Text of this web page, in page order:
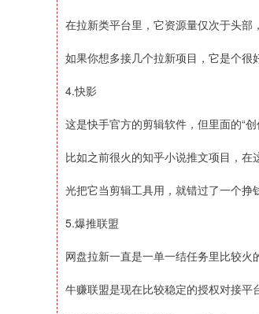
在拉新类平台里，它资源量仅次于头部
如果你想多接几个拉新项目，它是个很
4.快影
这是快手官方的剪辑软件，但里面的“
比如之前很火的知乎小说推文项目，在
光把它当剪辑工具用，就错过了一个挣
5.爆推联盟
网盘拉新一直是一单一结任务里比较火
牛赚联盟是现在比较稳定的授权对接平